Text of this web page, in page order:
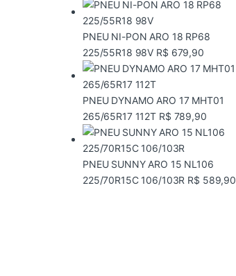
PNEU NI-PON ARO 18 RP68
225/55R18 98V R$ 679,90
PNEU DYNAMO ARO 17 MHT01
265/65R17 112T R$ 789,90
PNEU SUNNY ARO 15 NL106
225/70R15C 106/103R R$ 589,90